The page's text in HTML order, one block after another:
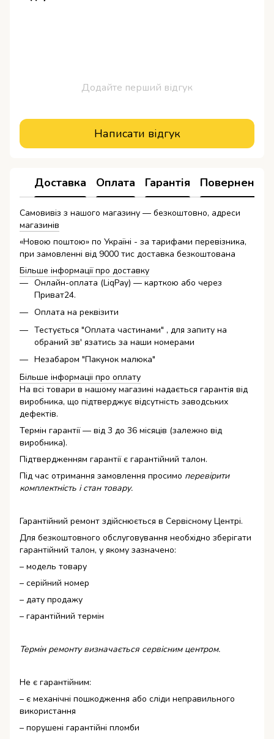
Додайте перший відгук
Написати відгук
Доставка Оплата Гарантія Повернення
Самовивіз з нашого магазину — безкоштовно, адреси
магазинів
«Новою поштою» по Україні - за тарифами перевізника,
при замовленні від 9000 тис доставка безкоштована
Більше інформації про доставку
Онлайн-оплата (LiqPay) — карткою або через
Приват24.
Оплата на реквізити
Тестується "Оплата частинами" , для запиту на
обраний зв' язатись за наши номерами
Незабаром "Пакунок малюка"
Більше інформаціі про оплату
На всі товари в нашому магазині надається гарантія від
виробника, що підтверджує відсутність заводських
дефектів.
Термін гарантії — від 3 до 36 місяців (залежно від
виробника).
Підтвердженням гарантії є гарантійний талон.
Під час отримання замовлення просимо перевірити
комплектність і стан товару.
Гарантійний ремонт здійснюється в Сервісному Центрі.
Для безкоштовного обслуговування необхідно зберігати
гарантійний талон, у якому зазначено:
– модель товару
– серійний номер
– дату продажу
– гарантійний термін
Термін ремонту визначається сервісним центром.
Не є гарантійним:
– є механічні пошкодження або сліди неправильного
використання
– порушені гарантійні пломби